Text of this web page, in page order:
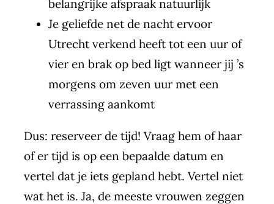
belangrijke afspraak natuurlijk
Je geliefde net de nacht ervoor
Utrecht verkend heeft tot een uur of
vier en brak op bed ligt wanneer jij ’s
morgens om zeven uur met een
verrassing aankomt
Dus: reserveer de tijd! Vraag hem of haar
of er tijd is op een bepaalde datum en
vertel dat je iets gepland hebt. Vertel niet
wat het is. Ja, de meeste vrouwen zeggen